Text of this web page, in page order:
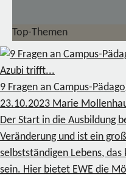
Top-Themen
Azubi trifft...
9 Fragen an Campus-
23.10.2023 Marie
Der Start in die Ausbildung
Veränderung und ist ein
selbstständigen Lebens,
sein. Hier bietet EWE die